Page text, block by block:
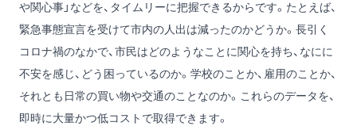
や関心事」などを、タイムリーに把握できるからです。たとえば、
緊急事態宣言を受けて市内の人出は減ったのかどうか。長引く
コロナ禍のなかで、市民はどのようなことに関心を持ち、なにに
不安を感じ、どう困っているのか。学校のことか、雇用のことか、
それとも日常の買い物や交通のことなのか。これらのデータを、
即時に大量かつ低コストで取得できます。